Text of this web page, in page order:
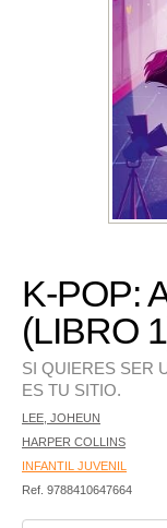
K-POP:
(LIBRO
SI QUIERES SER
ES TU SITIO.
LEE, JOHEUN
HARPER COLLINS
INFANTIL JUVENIL
Ref. 9788410647664